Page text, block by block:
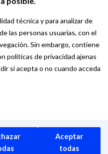
técnica y para analizar de
las personas usuarias, con el
Sin embargo, contiene
políticas de privacidad ajenas
si acepta o no cuando acceda
Aceptar
todas
Ayuntamiento de Madrid
y la actividad
Alcalde.